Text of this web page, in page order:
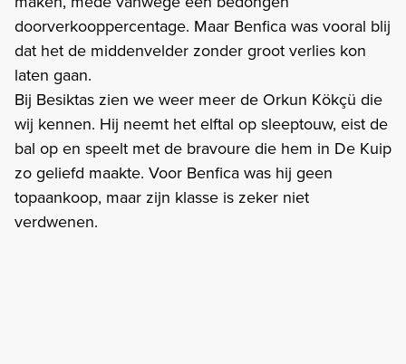
doorverkooppercentage. Maar Benfica was vooral blij
dat het de middenvelder zonder groot verlies kon
laten gaan.
Bij Besiktas zien we weer meer de Orkun Kökçü die
wij kennen. Hij neemt het elftal op sleeptouw, eist de
bal op en speelt met de bravoure die hem in De Kuip
zo geliefd maakte. Voor Benfica was hij geen
topaankoop, maar zijn klasse is zeker niet
verdwenen.